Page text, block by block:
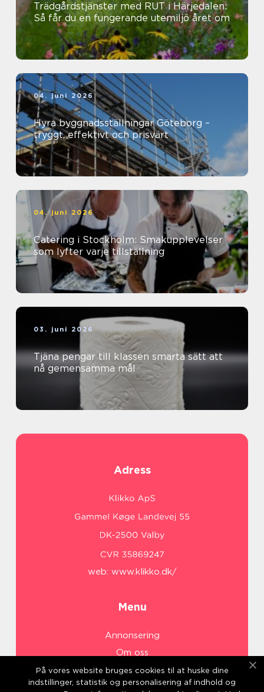
Trädgårdstjänster med RUT i Härjedalen:
Så får du en fungerande utemiljö året om
04. juni 2026
Hyra byggnadsställningar Göteborg –
tryggt, effektivt och prisvärt
04. juni 2026
Catering i Stockholm: Smakupplevelser
som lyfter varje tillställning
03. juni 2026
Tjäna pengar till klassen smarta sätt att
nå gemensamma mål
Adress
web: www.klikko.dk/
Menu
Annonsering
Om oss
Cookies
Kontakta oss
På vores website bruges cookies til at huske dine
indstillinger, statistik og personalisering af indhold og